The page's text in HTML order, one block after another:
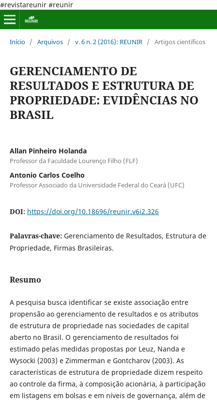
#revistareunir #reunir
Início / Arquivos / v. 6 n. 2 (2016): REUNIR / Artigos científicos
GERENCIAMENTO DE
RESULTADOS E ESTRUTURA DE
PROPRIEDADE: EVIDÊNCIAS NO
BRASIL
Allan Pinheiro Holanda
Professor da Faculdade Lourenço Filho (FLF)
Antonio Carlos Coelho
Professor Associado da Universidade Federal do Ceará (UFC)
DOI: https://doi.org/10.18696/reunir.v6i2.326
Palavras-chave: Gerenciamento de Resultados, Estrutura de
Propriedade, Firmas Brasileiras.
Resumo
A pesquisa busca identificar se existe associação entre
propensão ao gerenciamento de resultados e os atributos
de estrutura de propriedade nas sociedades de capital
aberto no Brasil. O gerenciamento de resultados foi
estimado pelas medidas propostas por Leuz, Nanda e
Wysocki (2003) e Zimmerman e Gontcharov (2003). As
características de estrutura de propriedade dizem respeito
ao controle da firma, à composição acionária, à participação
em listagens em bolsas e em níveis de governança, além de